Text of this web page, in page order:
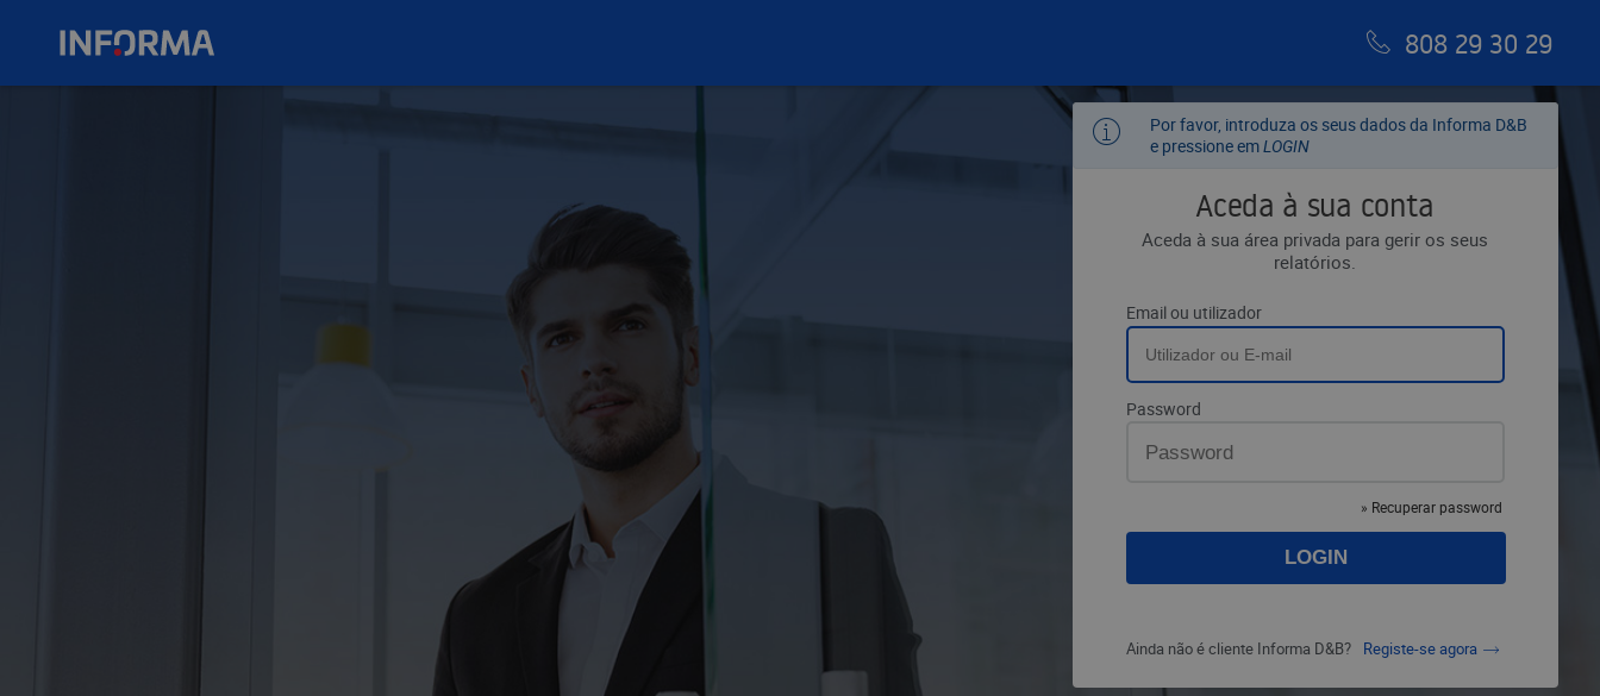
808 29 30 29
Por favor, introduza os seus dados da Informa D&B
e pressione emLOGIN
Aceda à sua conta
Aceda à sua área privada para gerir os seus
relatórios.
Email ou utilizador
Password
» Recuperar password
Ainda não é cliente Informa D&B? Registe-se agora